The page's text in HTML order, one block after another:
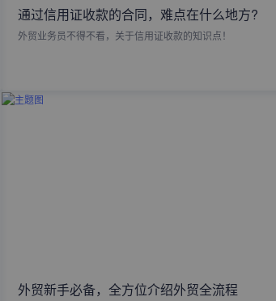
通过信用证收款的合同，难点在什么地方?
外贸业务员不得不看，关于信用证收款的知识点！
外贸新手必备，全方位介绍外贸全流程